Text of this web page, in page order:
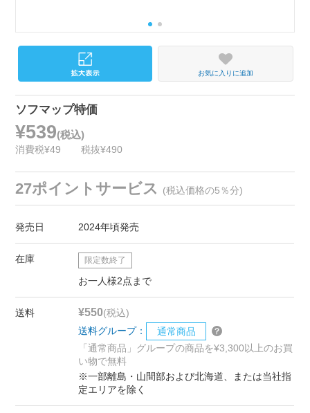
お気に入りに追加
ソフマップ特価
¥539(税込)
消費税¥49 税抜¥490
27ポイントサービス (税込価格の5％分)
発売日 2024年頃発売
在庫 限定数終了
お一人様2点まで
送料 ¥550(税込)
送料グループ：
通常商品
「通常商品」グループの商品を¥3,300以上のお買
い物で無料
※一部離島・山間部および北海道、または当社指
定エリアを除く